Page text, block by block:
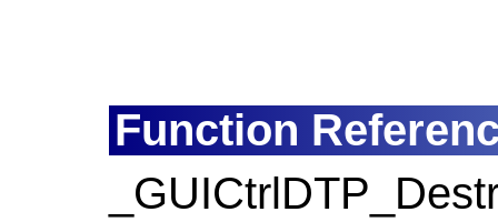
Function